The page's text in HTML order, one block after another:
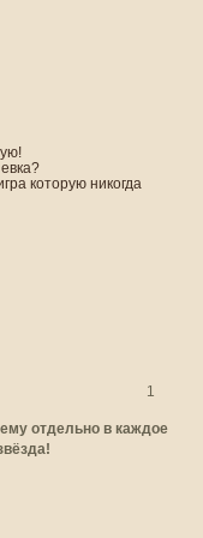
которую никогда
1
отдельно в каждое